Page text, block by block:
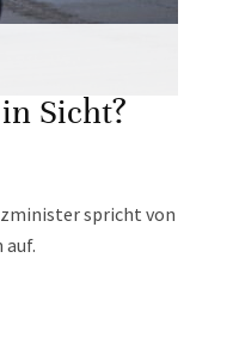
Sicht?
spricht von
auf.